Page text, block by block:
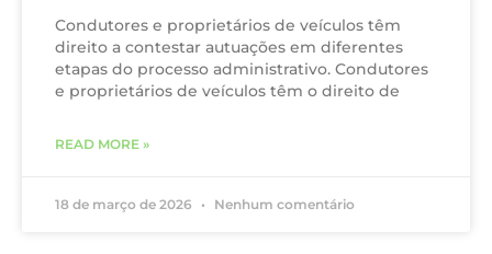
Condutores e proprietários de veículos têm
direito a contestar autuações em diferentes
etapas do processo administrativo. Condutores
e proprietários de veículos têm o direito de
READ MORE »
18 de março de 2026 Nenhum comentário